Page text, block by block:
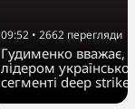
09:52 • 2662 перегляди
Гудименко вважає,
лідером
сегменті deep strike